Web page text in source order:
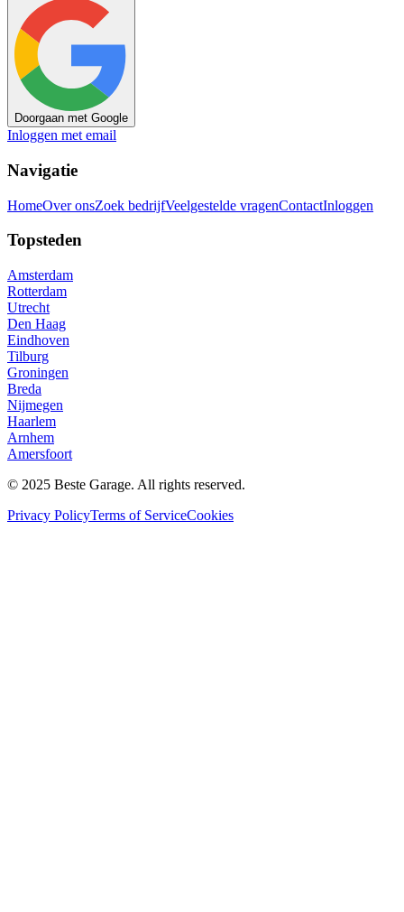
Doorgaan met Google
Inloggen met email
Navigatie
HomeOver onsZoek bedrijfVeelgestelde vragenContactInloggen
Topsteden
Amsterdam
Rotterdam
Utrecht
Den Haag
Eindhoven
Tilburg
Groningen
Breda
Nijmegen
Haarlem
Arnhem
Amersfoort
© 2025 Beste Garage. All rights reserved.
Privacy PolicyTerms of ServiceCookies